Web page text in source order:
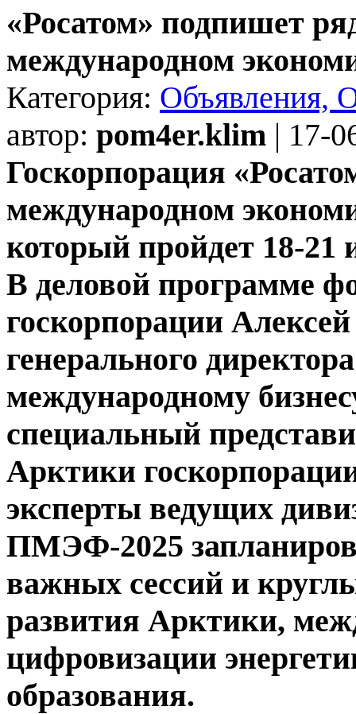
«Росатом» подпишет
международном
Категория: Объявления,
автор: pom4er.klim | 17-
Госкорпорация
международном
который пройдет 18-
В деловой программе
госкорпорации
генерального
международному
специальный
Арктики
эксперты ведущих
ПМЭФ-2025
важных сессий и
развития Арктики,
цифровизации
образования.